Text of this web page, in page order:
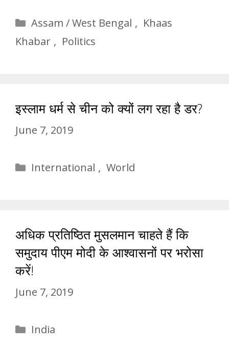
Categories
Assam / West Bengal , Khaas
Khabar , Politics
इस्लाम धर्म से चीन को क्यों लग रहा है डर?
June 7, 2019
Categories
International , World
अधिक प्रतिष्ठित मुसलमान चाहते हैं कि
समुदाय पीएम मोदी के आश्वासनों पर भरोसा
करें!
June 7, 2019
Categories
India